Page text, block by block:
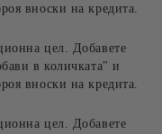
вноски на кредита.
цел. Добавете
в количката" и
вноски на кредита.
цел. Добавете